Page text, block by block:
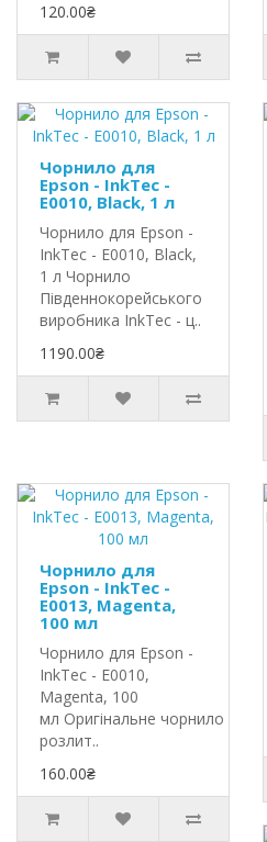
120.00₴
Чорнило для
Epson - InkTec -
E0010, Black, 1 л
Чорнило для Epson -
InkTec - E0010, Black,
1 л Чорнило
Південнокорейського
виробника InkTec - ц..
1190.00₴
Чорнило для
Epson - InkTec -
E0013, Magenta,
100 мл
Чорнило для Epson -
InkTec - E0010,
Magenta, 100
мл Оригінальне чорнило InkTec
розлит..
160.00₴